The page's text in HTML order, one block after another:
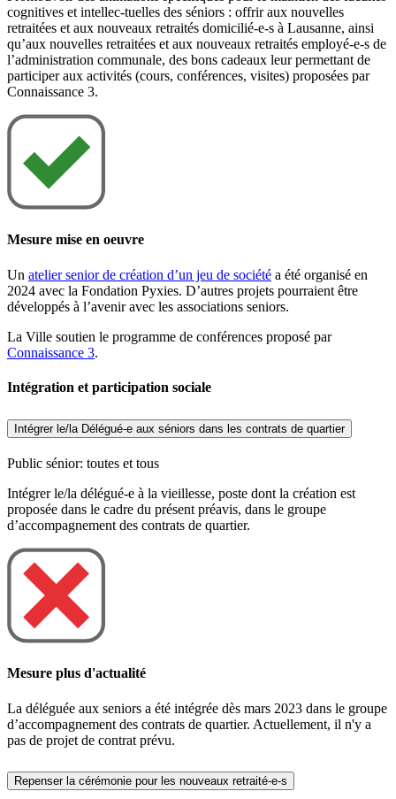
cognitives et intellec-tuelles des séniors : offrir aux nouvelles
retraitées et aux nouveaux retraités domicilié-e-s à Lausanne, ainsi
qu’aux nouvelles retraitées et aux nouveaux retraités employé-e-s de
l’administration communale, des bons cadeaux leur permettant de
participer aux activités (cours, conférences, visites) proposées par
Connaissance 3.
Mesure mise en oeuvre
Un atelier senior de création d’un jeu de société a été organisé en
2024 avec la Fondation Pyxies. D’autres projets pourraient être
développés à l’avenir avec les associations seniors.
La Ville soutien le programme de conférences proposé par
Connaissance 3.
Intégration et participation sociale
Intégrer le/la Délégué-e aux séniors dans les contrats de quartier
Public sénior: toutes et tous
Intégrer le/la délégué-e à la vieillesse, poste dont la création est
proposée dans le cadre du présent préavis, dans le groupe
d’accompagnement des contrats de quartier.
Mesure plus d'actualité
La déléguée aux seniors a été intégrée dès mars 2023 dans le groupe
d’accompagnement des contrats de quartier. Actuellement, il n'y a
pas de projet de contrat prévu.
Repenser la cérémonie pour les nouveaux retraité-e-s